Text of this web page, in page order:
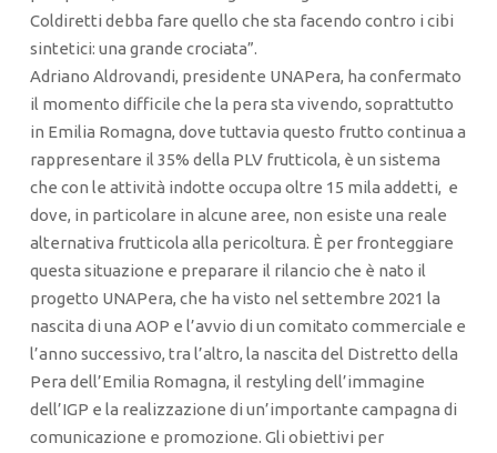
Coldiretti debba fare quello che sta facendo contro i cibi
sintetici: una grande crociata”.
Adriano Aldrovandi, presidente UNAPera, ha confermato
il momento difficile che la pera sta vivendo, soprattutto
in Emilia Romagna, dove tuttavia questo frutto continua a
rappresentare il 35% della PLV frutticola, è un sistema
che con le attività indotte occupa oltre 15 mila addetti, e
dove, in particolare in alcune aree, non esiste una reale
alternativa frutticola alla pericoltura. È per fronteggiare
questa situazione e preparare il rilancio che è nato il
progetto UNAPera, che ha visto nel settembre 2021 la
nascita di una AOP e l’avvio di un comitato commerciale e
l’anno successivo, tra l’altro, la nascita del Distretto della
Pera dell’Emilia Romagna, il restyling dell’immagine
dell’IGP e la realizzazione di un’importante campagna di
comunicazione e promozione. Gli obiettivi per